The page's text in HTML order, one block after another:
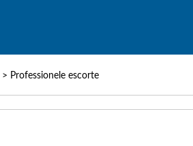
> Professionele escorte